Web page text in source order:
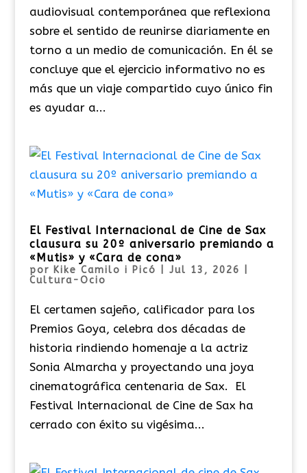
audiovisual contemporánea que reflexiona
sobre el sentido de reunirse diariamente en
torno a un medio de comunicación. En él se
concluye que el ejercicio informativo no es
más que un viaje compartido cuyo único fin
es ayudar a...
El Festival Internacional de Cine de Sax
clausura su 20º aniversario premiando a
«Mutis» y «Cara de cona»
por Kike Camilo i Picó Jul 13, 2026
Cultura-Ocio
El certamen sajeño, calificador para los
Premios Goya, celebra dos décadas de
historia rindiendo homenaje a la actriz
Sonia Almarcha y proyectando una joya
cinematográfica centenaria de Sax. El
Festival Internacional de Cine de Sax ha
cerrado con éxito su vigésima...